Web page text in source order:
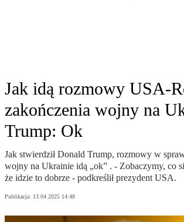
Jak idą rozmowy USA-
zakończenia wojny na
Trump: Ok
Jak stwierdził Donald Trump, rozmowy w
wojny na Ukrainie idą „ok” . - Zobaczymy, co
że idzie to dobrze - podkreślił prezydent USA.
Publikacja: 13.04.2025 14:48